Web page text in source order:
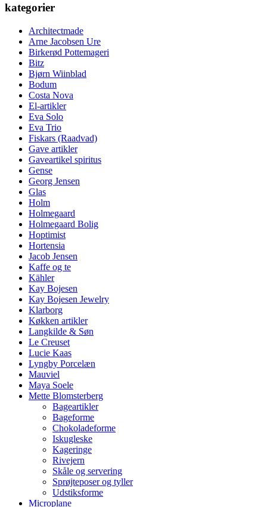
kategorier
Architectmade
Arne Jacobsen Ure
Birkerød Pottemageri
Bitz
Bjørn Wiinblad
Bodum
Costa Nova
El-artikler
Eva Solo
Eva Trio
Fiskars (Raadvad)
Gave artikler
Gaveartikel spiritus
Gense
Georg Jensen
Glas
Holm
Holmegaard
Holmegaard Bolig
Hoptimist
Hortensia
Jacob Jensen
Kaffe og te
Kähler
Kay Bojesen
Kay Bojesen Jewelry
Klarborg
Køkken artikler
Langkilde & Søn
Le Creuset
Lucie Kaas
Lyngby Porcelæn
Mauviel
Maya Soele
Mette Blomsterberg
Bageartikler
Bageforme
Chokoladeforme
Iskugleske
Kageringe
Rivejern
Skåle og servering
Sprøjteposer og tyller
Udstiksforme
Microplane